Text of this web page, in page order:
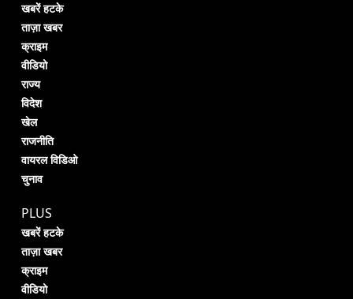
खबरें हटके
ताज़ा खबर
क्राइम
वीडियो
राज्य
विदेश
खेल
राजनीति
वायरल विडिओ
चुनाव
PLUS
खबरें हटके
ताज़ा खबर
क्राइम
वीडियो